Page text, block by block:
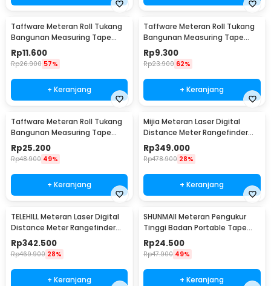
Taffware Meteran Roll Tukang
Bangunan Measuring Tape
Auto Lock 5M - XBE5M
Rp11.600
Rp26.900 57%
+ Keranjang
Taffware Meteran Roll Tukang
Bangunan Measuring Tape
Auto Lock 16mm 3M - DSH-19
Rp9.300
Rp23.900 62%
+ Keranjang
Taffware Meteran Roll Tukang
Bangunan Measuring Tape
Auto Lock 22mm 10M - DSH-19
Rp25.200
Rp48.900 49%
+ Keranjang
Mijia Meteran Laser Digital
Distance Meter Rangefinder
Portable 40M -
MJJGCJYD001QW
Rp349.000
Rp478.900 28%
+ Keranjang
TELEHILL Meteran Laser Digital
Distance Meter Rangefinder
3in1 40M - TH589
Rp342.500
Rp469.900 28%
+ Keranjang
SHUNMAII Meteran Pengukur
Tinggi Badan Portable Tape
Measure Height 2M - SMP2
Rp24.500
Rp47.900 49%
+ Keranjang